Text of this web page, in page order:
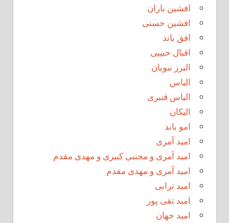
افشین باران
افشین حسنی
افق باند
اقبال حبیبی
البرز نبویان
الیاس
الیاس قنبرى
الیکان
امو باند
امید آمری
امید آمری و مجتبی کبیری و مهدى مقدم
امید آمری و مهدی مقدم
امید ترابی
امید تقی پور
امید جهان